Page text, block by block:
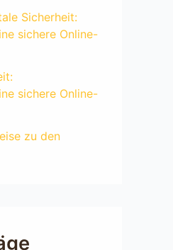
Sicherheit:
sichere Online-
sichere Online-
zu den